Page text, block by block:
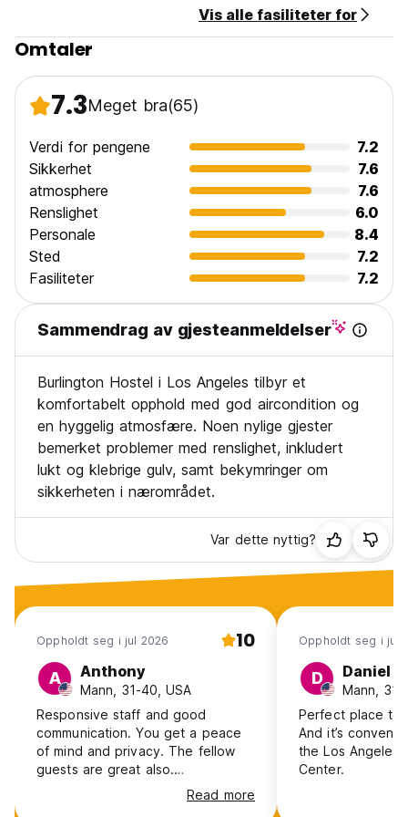
Vis alle fasiliteter for
Omtaler
7.3Meget bra(65)
Verdi for pengene
7.2
Sikkerhet
7.6
atmosphere
7.6
Renslighet
6.0
Personale
8.4
Sted
7.2
Fasiliteter
7.2
Sammendrag av gjesteanmeldelser
Burlington Hostel i Los Angeles tilbyr et
komfortabelt opphold med god aircondition og
en hyggelig atmosfære. Noen nylige gjester
bemerket problemer med renslighet, inkludert
lukt og klebrige gulv, samt bekymringer om
sikkerheten i nærområdet.
Var dette nyttig?
Oppholdt seg i jul 2026 10
A Anthony
Mann, 31-40, USA
Responsive staff and good
communication. You get a peace
of mind and privacy. The fellow
guests are great also.
Conveniently near the bus stop to
DTLA or Santa Monica and
Read more
Oppholdt seg i jul
D Daniel
Mann, 31-
Perfect place to
And it’s
the Los Angeles
Center.